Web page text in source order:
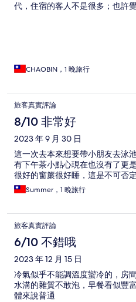
代，住宿的客人不是很多；也許
CHAOBIN，1 晚旅行
旅客真實評論
8/10 非常好
2023 年 9 月 30 日
這一次去本來想要帶小朋友去泳
有下午茶小點心現在也沒有了更
很好的窗簾很好睡，這是不可否
Summer，1 晚旅行
旅客真實評論
6/10 不錯哦
2023 年 12 月 15 日
冷氣似乎不能調溫度蠻冷的，房
水溝的雜質不敢泡，早餐看似豐
體來說普通